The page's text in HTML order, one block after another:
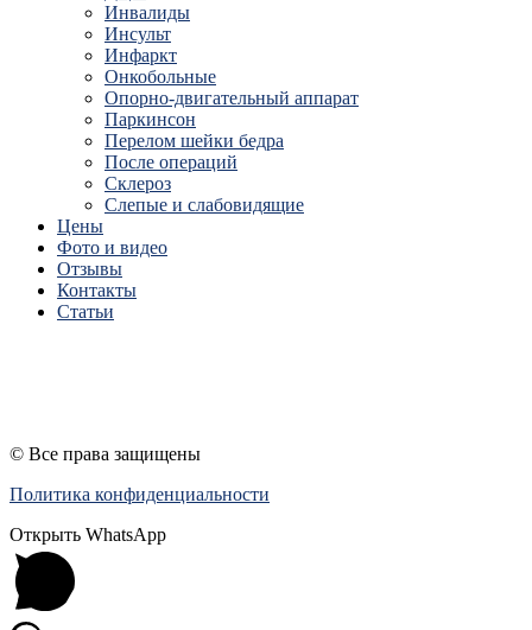
Инвалиды
Инсульт
Инфаркт
Онкобольные
Опорно-двигательный аппарат
Паркинсон
Перелом шейки бедра
После операций
Склероз
Слепые и слабовидящие
Цены
Фото и видео
Отзывы
Контакты
Статьи
© Все права защищены
Политика конфиденциальности
Открыть WhatsApp